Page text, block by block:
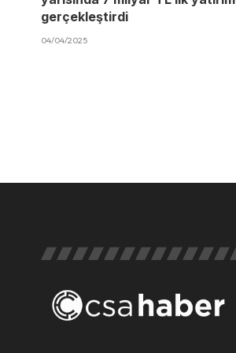
gerçekleştirdi
04/04/2025